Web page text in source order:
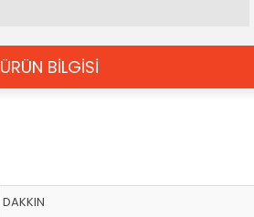
ÜRÜN BİLGİSİ
DAKKIN